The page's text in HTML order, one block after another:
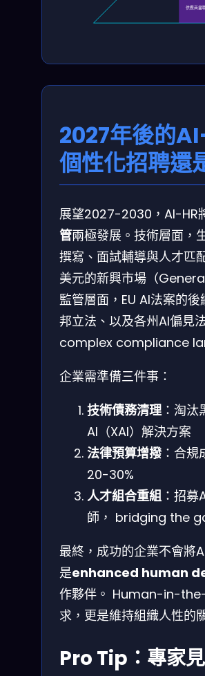
供應商盡
2027年後的
個性化招聘還
展望2027-2030，AI-HR
管兩極發展。技術層面，
撰寫、面試輔導與人才匹
美元的新興市場（
監管層面，EU AI法案的
邦立法、以及各州AI偏見
complex compliance
企業需準備三件事：
技術債務清理：淘汰
AI（XAI）解決方案
法律預算增撥：合規
20-30%
人才組合重組 ：招
師， bridging the
最終，成功的企業不會將
是enhanced human
作夥伴。 Human-in-
求，更是維持組織人性的
Pro Tip：專家